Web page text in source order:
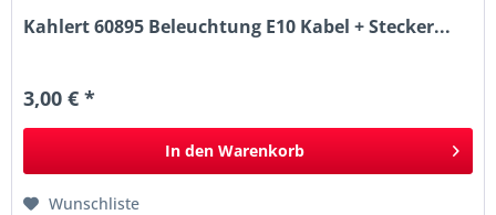
Kahlert 60895 Beleuchtung E10 Kabel + Stecker...
3,00 € *
In den Warenkorb
Wunschliste